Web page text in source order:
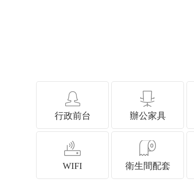
行政前台 辦公家具
WIFI 衛生間配套